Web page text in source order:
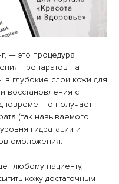
— это процедура
препаратов на
в глубокие слои кожи для
восстановления с
получает
(так называемого
гидратации и
омоложения.
любому пациенту,
кожу достаточным